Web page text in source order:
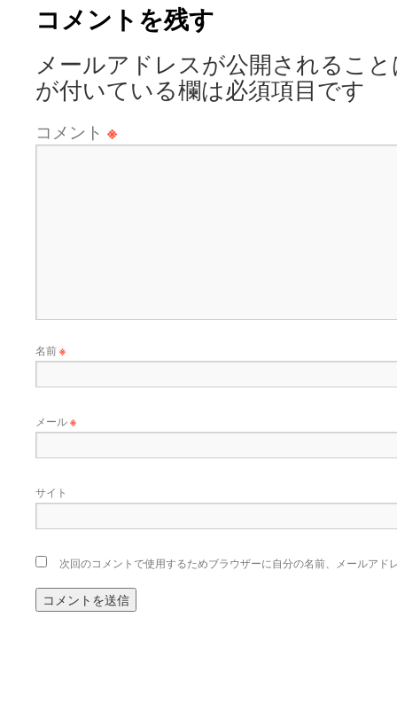
コメントを残す
メールアドレスが公開されるこ
が付いている欄は必須項目です
コメント ※
名前※
メール※
サイト
次回のコメントで使用するためブラウザーに自分の名前、メールアド